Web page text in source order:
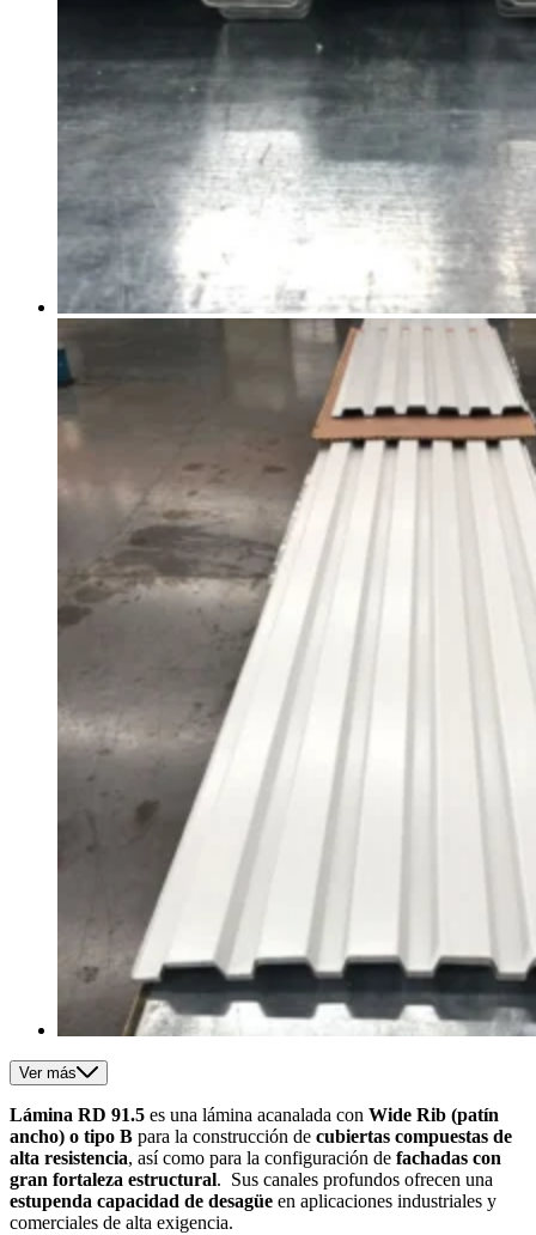
Ver más
Lámina RD 91.5 es una lámina acanalada con Wide Rib (patín
ancho) o tipo B para la construcción de cubiertas compuestas de
alta resistencia, así como para la configuración de fachadas con
gran fortaleza estructural. Sus canales profundos ofrecen una
estupenda capacidad de desagüe en aplicaciones industriales y
comerciales de alta exigencia.